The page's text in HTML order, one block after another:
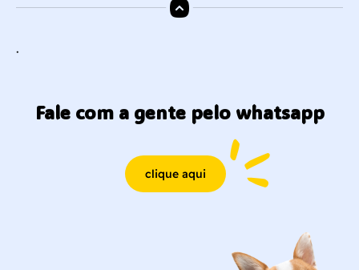
.
Fale com a gente pelo whatsapp
clique aqui